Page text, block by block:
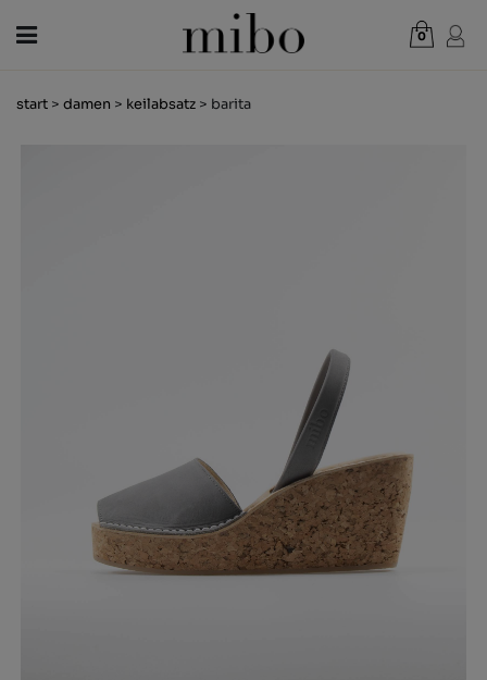
0
WARENKORB ANZEIGEN
start > damen > keilabsatz > barita